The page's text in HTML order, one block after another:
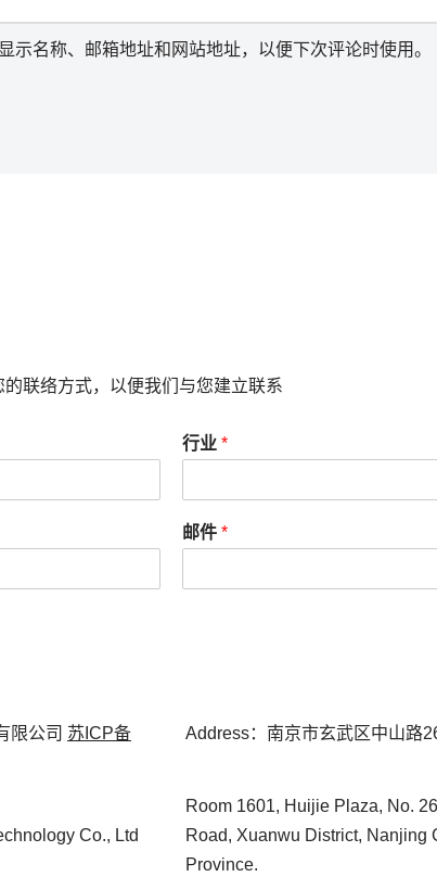
示名称、邮箱地址和网站地址，以便下次评论时使用。
联络方式，以便我们与您建立联系
行业 *
邮件 *
限公司 苏ICP备
Co., Ltd
Address：南京市玄武区中山路
Room 1601, Huijie Plaza, No.
Road, Xuanwu District, Nanjing
Province.